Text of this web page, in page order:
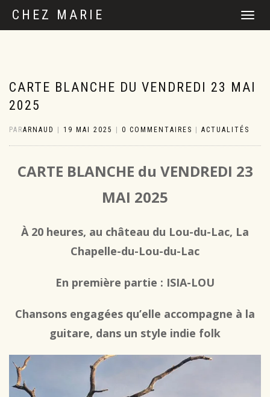
CHEZ MARIE
DÉPLIER
CARTE BLANCHE DU VENDREDI 23 MAI
2025
PARARNAUD 19 MAI 2025 0 COMMENTAIRES ACTUALITÉS
CARTE BLANCHE du VENDREDI 23
MAI 2025
À 20 heures, au château du Lou-du-Lac, La
Chapelle-du-Lou-du-Lac
En première partie : ISIA-LOU
Chansons engagées qu’elle accompagne à la
guitare, dans un style indie folk